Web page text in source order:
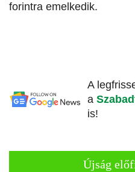
forintra emelkedik.
A
a
is!
Újság